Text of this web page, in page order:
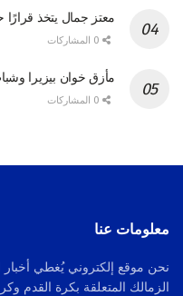
معتز جمال يتخذ قرارًا
مأزق خوان بيزيرا
معلومات عنا
نحن موقع إلكتروني يُغطي أخبار
الزمالك المتعلقة بكرة القدم